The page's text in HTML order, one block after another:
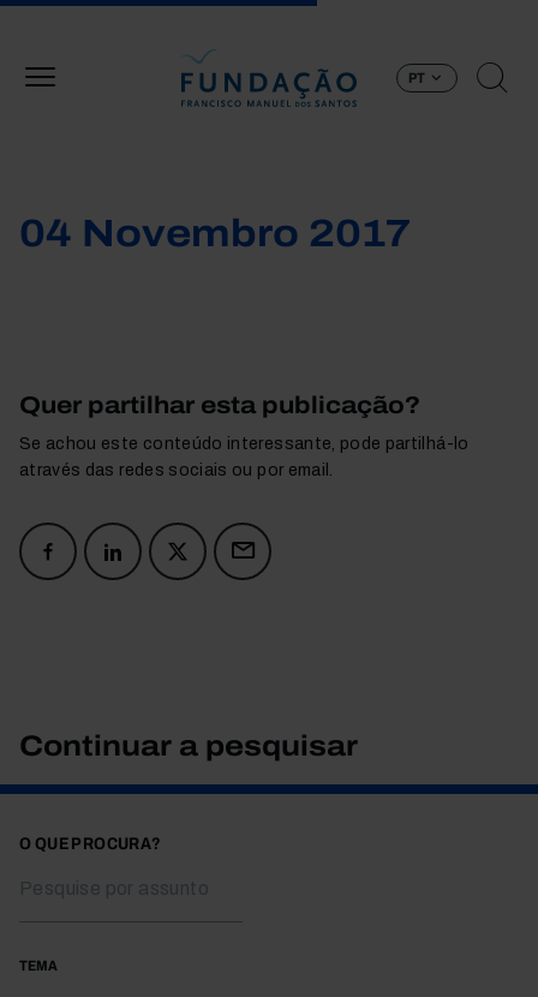
PT
04 Novembro 2017
Quer partilhar esta publicação?
Se achou este conteúdo interessante, pode partilhá-lo
através das redes sociais ou por email.
Continuar a pesquisar
O QUE PROCURA?
TEMA